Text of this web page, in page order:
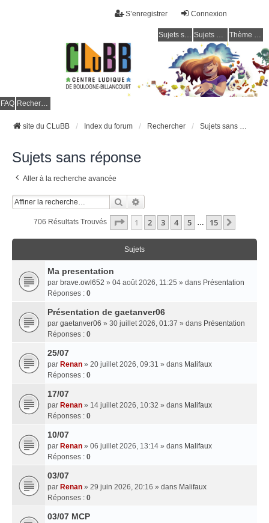
Connexion
S’enregistrer
Sujets sans réponse Sujets actifs Thème clair / foncé
FAQ Rechercher
site du CLuBB Index du forum Rechercher Sujets sans réponse
Sujets sans réponse
Aller à la recherche avancée
Rechercher
706 Résultats Trouvés Page 1Sur
1 2 3 4 5 … 15
Sujets
Ma presentation
par brave.owl652 » 04 août 2026, 11:25 » dans Présentation
Réponses : 0
Présentation de gaetanver06
par gaetanver06 » 30 juillet 2026, 01:37 » dans Présentation
Réponses : 0
25/07
par Renan » 20 juillet 2026, 09:31 » dans Malifaux
Réponses : 0
17/07
par Renan » 14 juillet 2026, 10:32 » dans Malifaux
Réponses : 0
10/07
par Renan » 06 juillet 2026, 13:14 » dans Malifaux
Réponses : 0
03/07
par Renan » 29 juin 2026, 20:16 » dans Malifaux
Réponses : 0
03/07 MCP